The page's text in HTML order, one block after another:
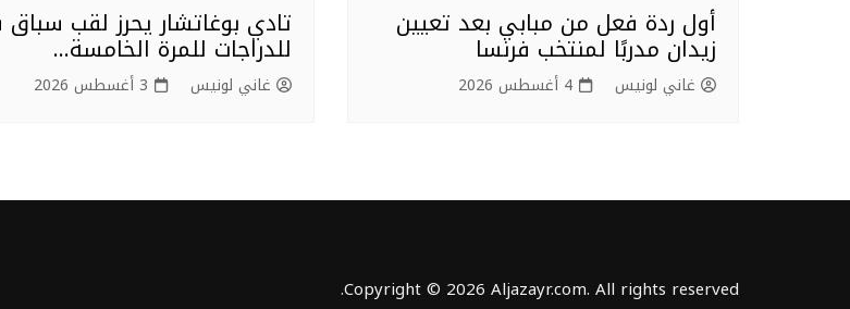
أول ردة فعل من مبابي بعد تعيين
زيدان مدربًا لمنتخب فرنسا
غاني لونيس 4 أغسطس 2026
تادي بوغاتشار يحرز لقب سباق
للدراجات للمرة الخامسة…
غاني لونيس 3 أغسطس 2026
Copyright © 2026 Aljazayr.com. All rights reserved.